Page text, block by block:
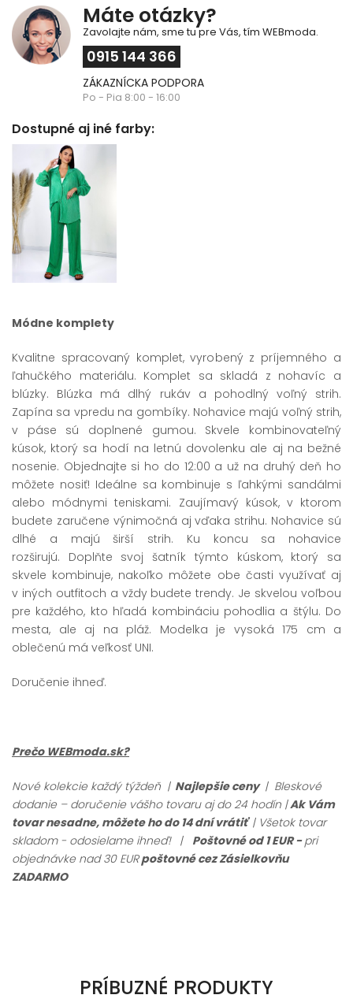
Máte otázky?
Zavolajte nám, sme tu pre Vás, tím WEBmoda.
0915 144 366
ZÁKAZNÍCKA PODPORA
Po - Pia 8:00 - 16:00
Dostupné aj iné farby:
Módne komplety
Kvalitne spracovaný komplet, vyrobený z príjemného a
ľahučkého materiálu. Komplet sa skladá z nohavíc a
blúzky. Blúzka má dlhý rukáv a pohodlný voľný strih.
Zapína sa vpredu na gombíky. Nohavice majú voľný strih,
v páse sú doplnené gumou. Skvele kombinovateľný
kúsok, ktorý sa hodí na letnú dovolenku ale aj na bežné
nosenie. Objednajte si ho do 12:00 a už na druhý deň ho
môžete nosiť! Ideálne sa kombinuje s ľahkými sandálmi
alebo módnymi teniskami. Zaujímavý kúsok, v ktorom
budete zaručene výnimočná aj vďaka strihu. Nohavice sú
dlhé a majú širší strih. Ku koncu sa nohavice
rozširujú. Doplňte svoj šatník týmto kúskom, ktorý sa
skvele kombinuje, nakoľko môžete obe časti využívať aj
v iných outfitoch a vždy budete trendy. Je skvelou voľbou
pre každého, kto hľadá kombináciu pohodlia a štýlu. Do
mesta, ale aj na pláž. Modelka je vysoká 175 cm a
oblečenú má veľkosť UNI.
Doručenie ihneď.
Prečo WEBmoda.sk?
Nové kolekcie každý týždeň |Najlepšie ceny | Bleskové
dodanie – doručenie vášho tovaru aj do 24 hodín |Ak Vám
tovar nesadne, môžete ho do 14 dní vrátiť | Všetok tovar
skladom - odosielame ihneď! | Poštovné od 1 EUR -pri
objednávke nad 30 EURpoštovné cez Zásielkovňu
ZADARMO
PRÍBUZNÉ PRODUKTY